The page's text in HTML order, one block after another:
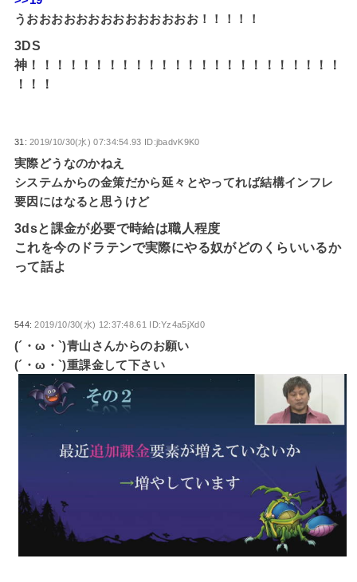
うおおおおおおおおおおおおおお！！！！！
3DS
神！！！！！！！！！！！！！！！！！！！！！！！！
！！！
31:2019/10/30(水) 07:34:54.93 ID:jbadvK9K0
実際どうなのかねえ
システムからの金策だから延々とやってれば結構インフレ
要因にはなると思うけど
3dsと課金が必要で時給は職人程度
これを今のドラテンで実際にやる奴がどのくらいいるか
って話よ
544:2019/10/30(水) 12:37:48.61 ID:Yz4a5jXd0
(´・ω・`)青山さんからのお願い
(´・ω・`)重課金して下さい